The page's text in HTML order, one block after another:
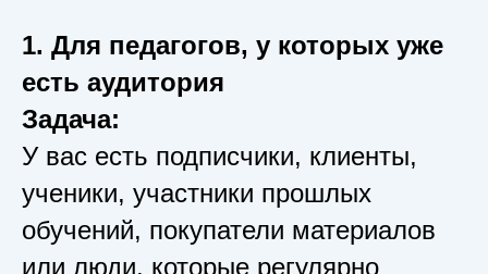
1. Для педагогов, у которых уже
есть аудитория
Задача:
У вас есть подписчики, клиенты,
ученики, участники прошлых
обучений, покупатели материалов
или люди, которые регулярно